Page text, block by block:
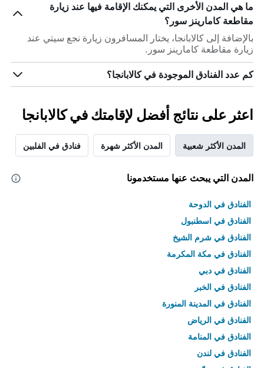
ما هي المدن الأخرى التي يمكنك الإقامة فيها عند زيارة
مقاطعة كامارينز سور؟
بالإضافة إلى كالابانجا، يختار المسافرون زيارة نجع سيتي عند
زيارة مقاطعة كامارينز سور.
كم عدد الفنادق الموجودة في كالابانجا؟
اعثر على نتائج أفضل لإقامتك في كالابانجا
المدن الأكثر شعبية المدن الأكثر شهرة فنادق في الفلبين
المدن التي يبحث عنها مستخدمونا
الفنادق في الدوحة
الفنادق في اسطنبول
الفنادق في شرم الشيخ
الفنادق في مكة المكرمة
الفنادق في دبي
الفنادق في الخبر
الفنادق في المدينة المنورة
الفنادق في الرياض
الفنادق في المنامة
الفنادق في لندن